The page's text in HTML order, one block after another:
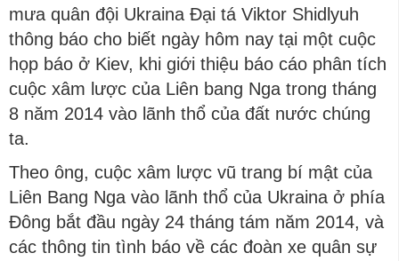
mưa quân đội Ukraina Đại tá Viktor Shidlyuh
thông báo cho biết ngày hôm nay tại một cuộc
họp báo ở Kiev, khi giới thiệu báo cáo phân tích
cuộc xâm lược của Liên bang Nga trong tháng
8 năm 2014 vào lãnh thổ của đất nước chúng
ta.
Theo ông, cuộc xâm lược vũ trang bí mật của
Liên Bang Nga vào lãnh thổ của Ukraina ở phía
Đông bắt đầu ngày 24 tháng tám năm 2014, và
các thông tin tình báo về các đoàn xe quân sự